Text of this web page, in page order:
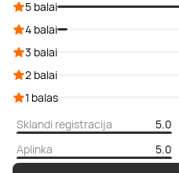
5 balai
4 balai
3 balai
2 balai
1 balas
Sklandi registracija
5.0
Aplinka
5.0